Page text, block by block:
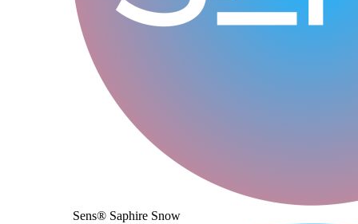
Sens® Saphire Snow